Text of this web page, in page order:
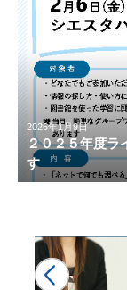
2026年1月9日
２０２５年度ラ
す